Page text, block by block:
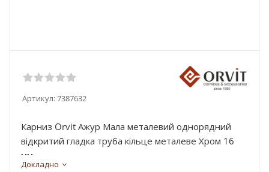
Артикул:7387632
Карниз Orvit Ажур Мала металевий однорядний
відкритий гладка труба кільце металеве Хром 16
мм...
Докладно